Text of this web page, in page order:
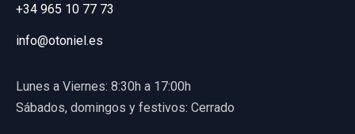
+34 965 10 77 73
info@otoniel.es
Lunes a Viernes: 8:30h a 17:00h
Sábados, domingos y festivos: Cerrado